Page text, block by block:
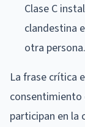
Clase C
clandestina
otra persona.
La frase crítica
consentimiento
participan en la